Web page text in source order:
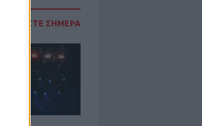
ΔΙΑΒΑΣΤΕ ΣΗΜΕΡΑ